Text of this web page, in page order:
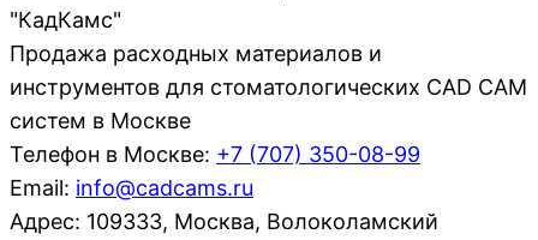
"КадКамс"
Продажа расходных материалов и
инструментов для стоматологических CAD CAM
систем в Москве
Телефон в Москве: +7 (707) 350-08-99
Email: info@cadcams.ru
Адрес: 109333, Москва, Волоколамский